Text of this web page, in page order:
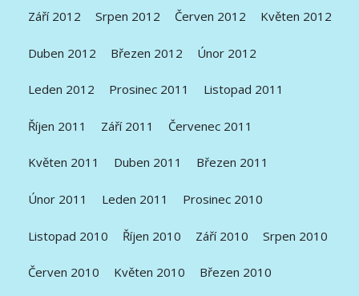
Září 2012 Srpen 2012 Červen 2012 Květen 2012
Duben 2012 Březen 2012 Únor 2012
Leden 2012 Prosinec 2011 Listopad 2011
Říjen 2011 Září 2011 Červenec 2011
Květen 2011 Duben 2011 Březen 2011
Únor 2011 Leden 2011 Prosinec 2010
Listopad 2010 Říjen 2010 Září 2010 Srpen 2010
Červen 2010 Květen 2010 Březen 2010